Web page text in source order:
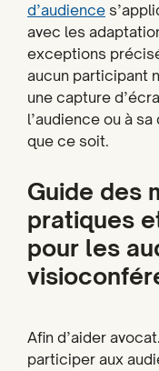
d’audience
avec les
exceptions
aucun participant
une capture
l’audience ou à
que ce soit.
Guide des
pratiques
pour les
Afin d’aider
participer aux